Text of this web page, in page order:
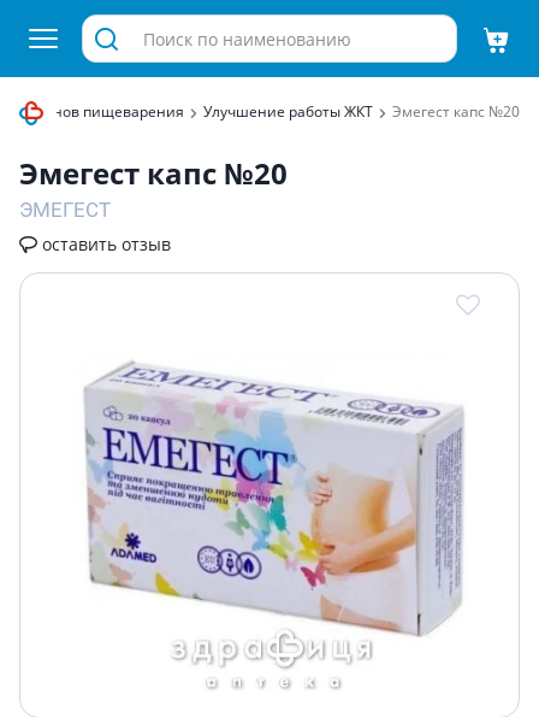
органов пищеварения Улучшение работы ЖКТ Эмегест капс №20
Эмегест капс №20
ЭМЕГЕСТ
оставить отзыв